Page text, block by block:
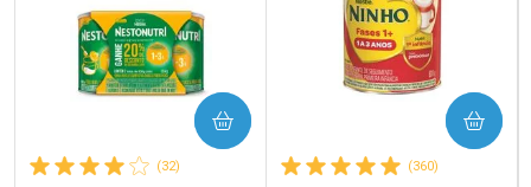
(32)
COMPRAR
(360)
COMPRAR